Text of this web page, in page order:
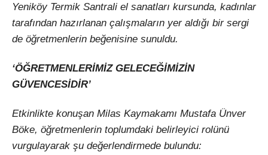
Yeniköy Termik Santrali el sanatları kursunda, kadınlar
tarafından hazırlanan çalışmaların yer aldığı bir sergi
de öğretmenlerin beğenisine sunuldu.
‘ÖĞRETMENLERİMİZ GELECEĞİMİZİN
GÜVENCESİDİR’
Etkinlikte konuşan Milas Kaymakamı Mustafa Ünver
Böke, öğretmenlerin toplumdaki belirleyici rolünü
vurgulayarak şu değerlendirmede bulundu: